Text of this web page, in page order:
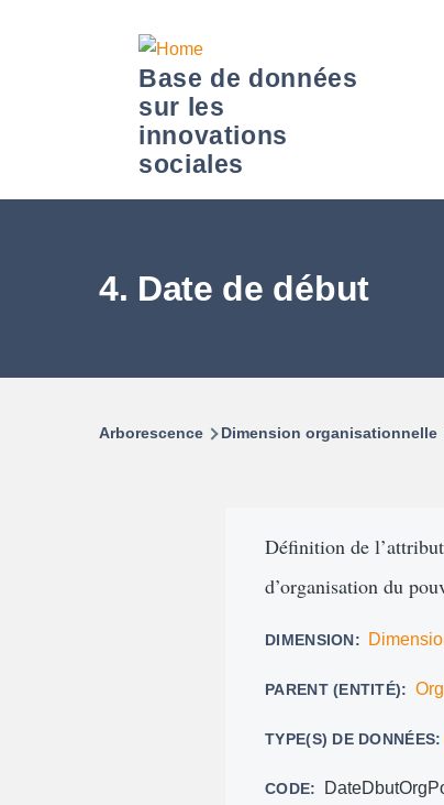
Base de données
sur les
innovations
sociales
sous-navigation À PROPOS DE LA BDIS
4. Date de début
Arborescence Dimension organisationnelle
Définition de
d’organisation du
DIMENSION
PARENT (ENTITÉ)
TYPE(S) DE DONNÉES
CODE